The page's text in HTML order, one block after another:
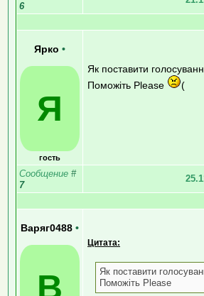
6
Ярко •
Я
гость
Як поставити
Поможіть Please
(
Сообщение #
7
Варяг0488 •
В
Цитата:
Як поставити
Поможіть Please